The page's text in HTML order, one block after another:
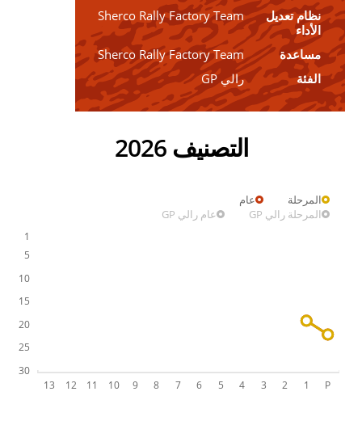
نظام تعديل
الأداء
Sherco Rally Factory Team
مساعدة
Sherco Rally Factory Team
الفئة
رالي GP
التصنيف 2026
المرحلة
عام
المرحلة رالي GP
عام رالي GP